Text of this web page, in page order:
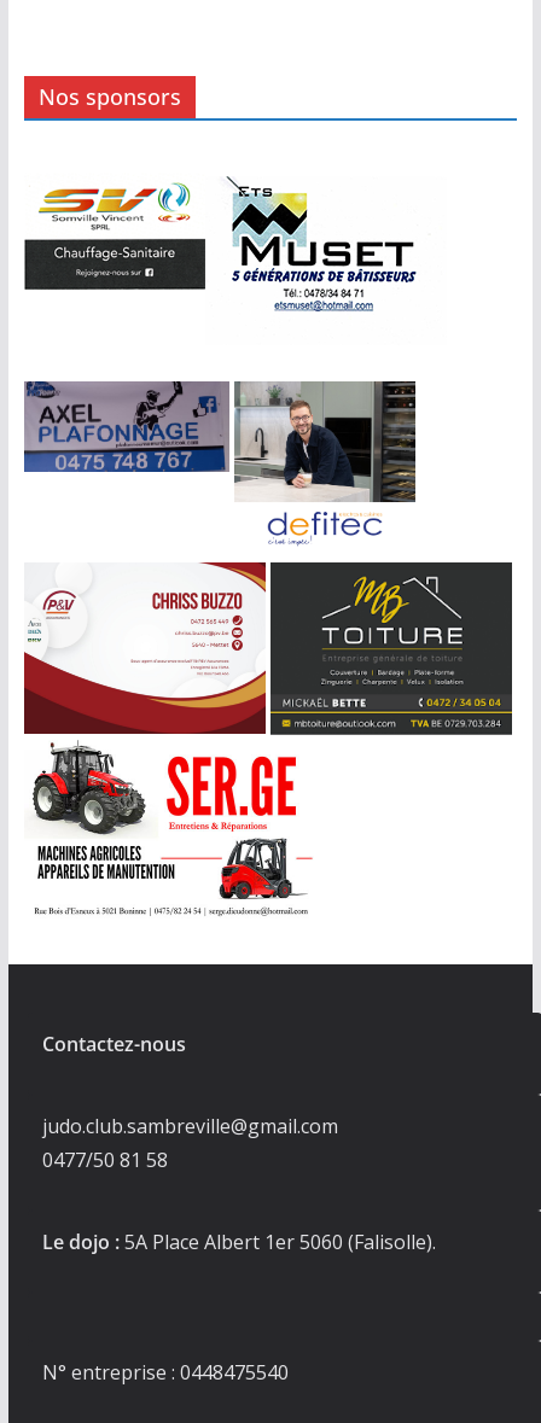
Nos sponsors
Contactez-nous
judo.club.sambreville@gmail.com
0477/50 81 58
Le dojo :5A Place Albert 1er 5060 (Falisolle).
N° entreprise : 0448475540